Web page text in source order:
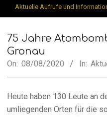
Secondary
Navigation
Menu
Aktuelle Aufrufe und
75 Jahre
Gronau
On: 08/08/2020 In:
Heute haben 130 Leute an
umliegenden Orten für die